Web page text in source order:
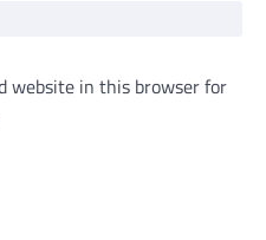
website in this browser for